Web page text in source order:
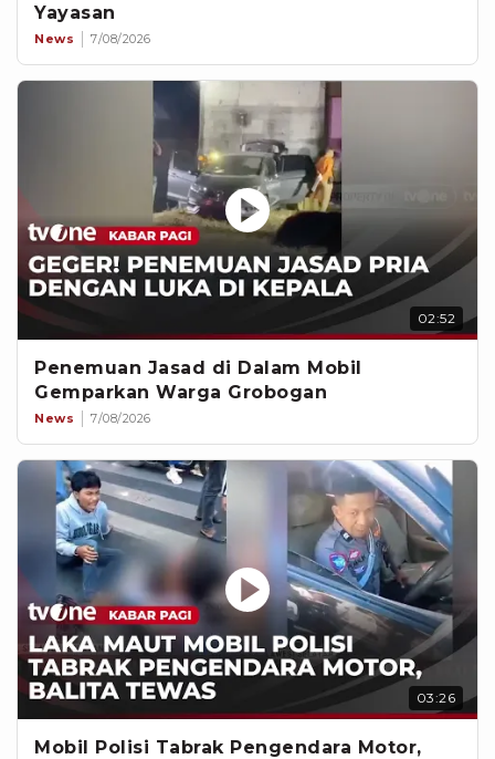
Yayasan
News 7/08/2026
02:52
Penemuan Jasad di Dalam Mobil
Gemparkan Warga Grobogan
News 7/08/2026
03:26
Mobil Polisi Tabrak Pengendara Motor,